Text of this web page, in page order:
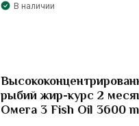
В наличии
рыбий жир-курс 2
Омега 3 Fish Oil 3600